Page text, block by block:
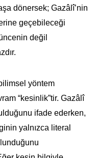
dönersek; Gazâlî’nin
geçebileceği
değil
yöntem
“kesinlik”tir. Gazâlî
ifade ederken,
yalnızca literal